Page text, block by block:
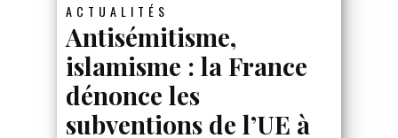
ACTUALITÉS
Antisémitisme,
islamisme : la France
dénonce les
subventions de l’UE à